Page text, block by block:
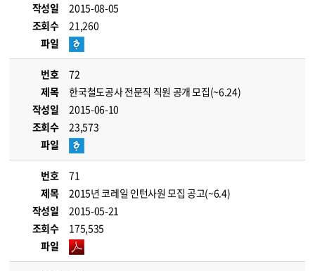
작성일
2015-08-05
조회수
21,260
파일
번호
72
제목
한국철도공사 전문직 직원 공개 모집(~6.24)
작성일
2015-06-10
조회수
23,573
파일
번호
71
제목
2015년 코레일 인턴사원 모집 공고(~6.4)
작성일
2015-05-21
조회수
175,535
파일